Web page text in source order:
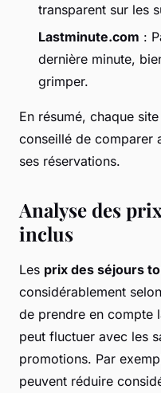
transparent sur les
Lastminute.com :
dernière minute,
grimper.
En résumé, chaque
conseillé de comparer
ses réservations.
Analyse des
inclus
Les prix des séjours
considérablement
de prendre en compte
peut fluctuer avec les
promotions. Par
peuvent réduire